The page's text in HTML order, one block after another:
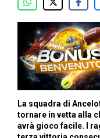
La squadra di
tornare in vetta alla
avrà gioco facile. I